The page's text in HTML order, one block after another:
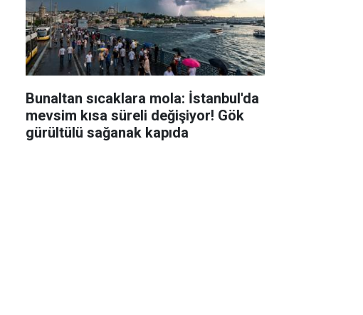
Bunaltan sıcaklara mola: İstanbul'da
mevsim kısa süreli değişiyor! Gök
gürültülü sağanak kapıda